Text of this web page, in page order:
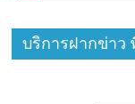
บริการฝากข่าว